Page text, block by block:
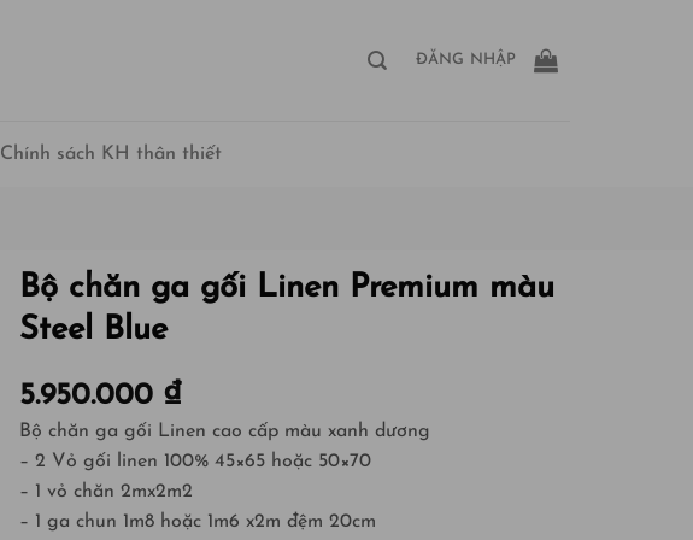
ĐĂNG NHẬP
Chính sách KH thân thiết
Bộ chăn ga gối Linen Premium màu
Steel Blue
5.950.000 ₫
Bộ chăn ga gối Linen cao cấp màu xanh dương
– 2 Vỏ gối linen 100% 45×65 hoặc 50×70
– 1 vỏ chăn 2mx2m2
– 1 ga chun 1m8 hoặc 1m6 x2m đệm 20cm